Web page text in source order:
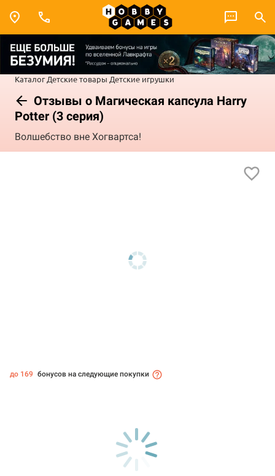
Каталог Детские товары Детские игрушки
Отзывы о Магическая капсула Harry
Potter (3 серия)
Волшебство вне Хогвартса!
до 169 бонусов на следующие покупки